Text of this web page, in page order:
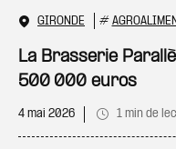
GIRONDE #
La Brasserie
500 000 euros
4 mai 2026 1 min de